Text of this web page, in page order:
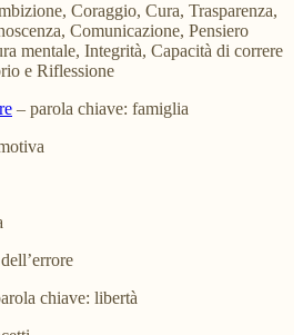
Coraggio, Cura, Trasparenza,
Comunicazione, Pensiero
mentale, Integrità, Capacità di correre
e Riflessione
– parola chiave: famiglia
chiave: libertà